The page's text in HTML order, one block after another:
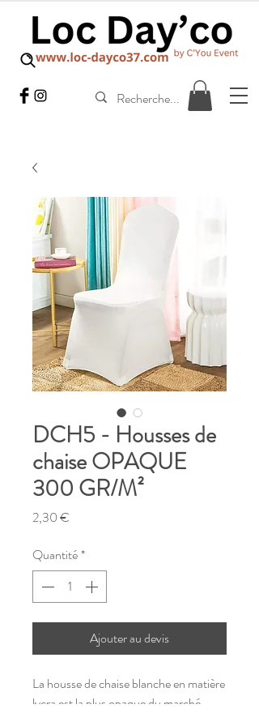
DCH5 - Housses de
chaise OPAQUE
300 GR/M²
2,30 €
Quantité*
Ajouter au devis
La housse de chaise blanche en matière
lycra est la plus opaque du marché.